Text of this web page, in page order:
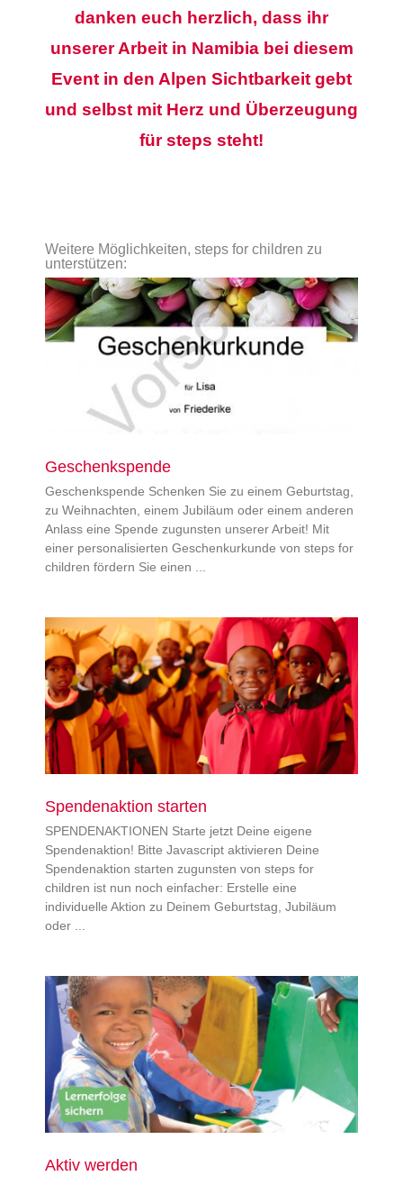
danken euch herzlich, dass ihr
unserer Arbeit in Namibia bei diesem
Event in den Alpen Sichtbarkeit gebt
und selbst mit Herz und Überzeugung
für steps steht!
Weitere Möglichkeiten, steps for children zu
unterstützen:
Geschenkspende
Geschenkspende Schenken Sie zu einem Geburtstag,
zu Weihnachten, einem Jubiläum oder einem anderen
Anlass eine Spende zugunsten unserer Arbeit! Mit
einer personalisierten Geschenkurkunde von steps for
children fördern Sie einen
Spendenaktion starten
SPENDENAKTIONEN Starte jetzt Deine eigene
Spendenaktion! Bitte Javascript aktivieren Deine
Spendenaktion starten zugunsten von steps for
children ist nun noch einfacher: Erstelle eine
individuelle Aktion zu Deinem Geburtstag, Jubiläum
oder
Aktiv werden